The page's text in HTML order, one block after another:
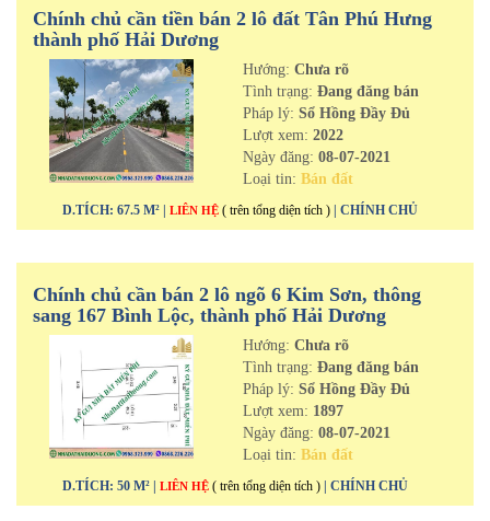
Chính chủ cần tiền bán 2 lô đất Tân Phú Hưng
thành phố Hải Dương
Hướng: Chưa rõ
Tình trạng: Đang đăng bán
Pháp lý: Sổ Hồng Đầy Đủ
Lượt xem: 2022
Ngày đăng: 08-07-2021
Loại tin: Bán đất
D.TÍCH: 67.5 M² | LIÊN HỆ ( trên tổng diện tích ) | CHÍNH CHỦ
Chính chủ cần bán 2 lô ngõ 6 Kim Sơn, thông
sang 167 Bình Lộc, thành phố Hải Dương
Hướng: Chưa rõ
Tình trạng: Đang đăng bán
Pháp lý: Sổ Hồng Đầy Đủ
Lượt xem: 1897
Ngày đăng: 08-07-2021
Loại tin: Bán đất
D.TÍCH: 50 M² | LIÊN HỆ ( trên tổng diện tích ) | CHÍNH CHỦ